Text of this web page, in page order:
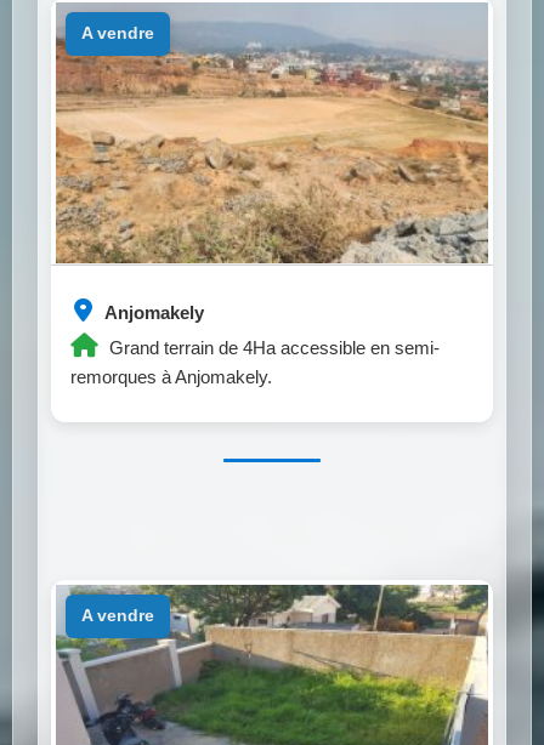
Anjomakely
Grand terrain de 4Ha accessible en semi-
remorques à Anjomakely.
a vendre
a vendre